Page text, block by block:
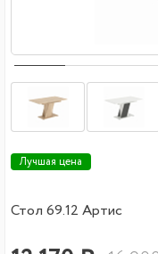
Лучшая цена
Стол 69.12 Артис